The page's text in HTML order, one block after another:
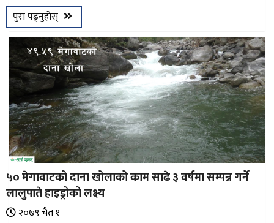
पुरा पढ्नुहोस्
५० मेगावाटको दाना खोलाको काम साढे ३ वर्षमा सम्पन्न गर्ने
लालुपाते हाइड्रोको लक्ष्य
२०७९ चैत १